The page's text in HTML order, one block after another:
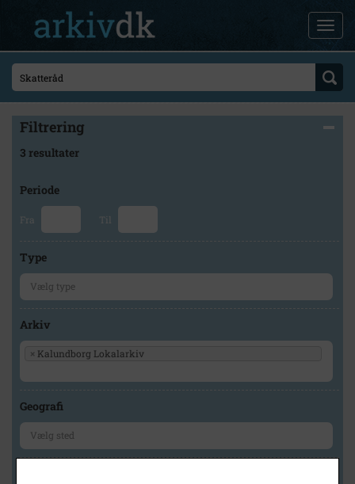
Filtrering
3 resultater
Periode
Fra Til
Type
Arkiv
× Kalundborg Lokalarkiv
Geografi